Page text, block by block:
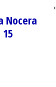
Nocera